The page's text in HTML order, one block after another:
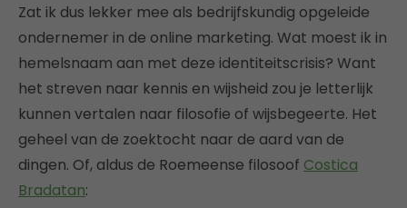
Zat ik dus lekker mee als bedrijfskundig opgeleide
ondernemer in de online marketing. Wat moest ik in
hemelsnaam aan met deze identiteitscrisis? Want
het streven naar kennis en wijsheid zou je letterlijk
kunnen vertalen naar filosofie of wijsbegeerte. Het
geheel van de zoektocht naar de aard van de
dingen. Of, aldus de Roemeense filosoof Costica
Bradatan: